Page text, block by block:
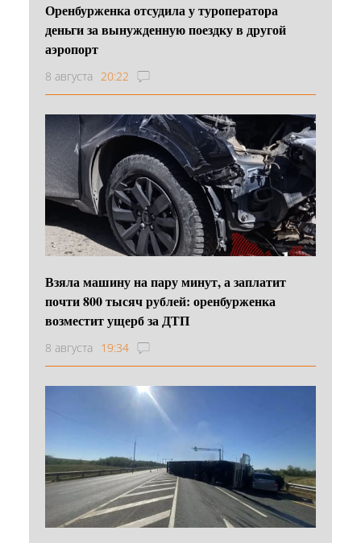
Оренбурженка отсудила у туроператора
деньги за вынужденную поездку в другой
аэропорт
8 августа 20:22
Взяла машину на пару минут, а заплатит
почти 800 тысяч рублей: оренбурженка
возместит ущерб за ДТП
8 августа 19:34